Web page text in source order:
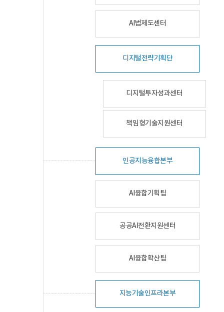
AI법제도센터
디지털전략기획단
디지털투자성과센터
책임형기술지원센터
인공지능융합본부
AI융합기획팀
공공AI전환지원센터
AI융합확산팀
지능기술인프라본부